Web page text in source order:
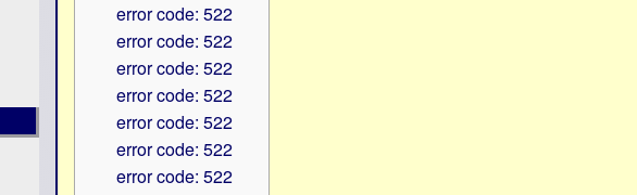
error code: 522
error code: 522
error code: 522
error code: 522
error code: 522
error code: 522
error code: 522